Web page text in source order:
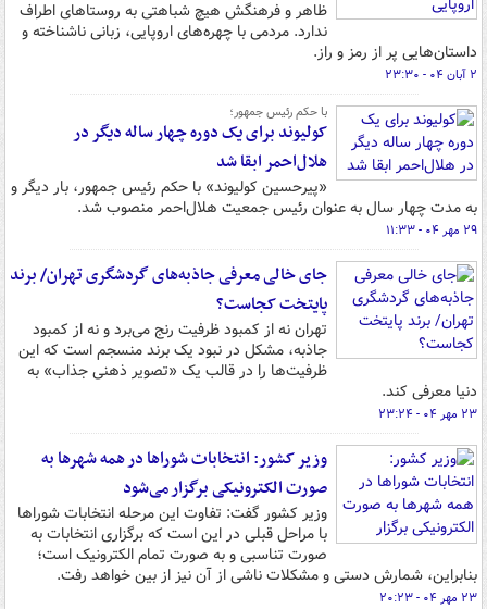
ظاهر و فرهنگش هیچ شباهتی به روستاهای اطراف
ندارد. مردمی با چهره‌های اروپایی، زبانی ناشناخته و
داستان‌هایی پر از رمز و راز.
۲ آبان ۰۴ - ۲۳:۳۰
با حکم رئیس جمهور؛
کولیوند برای یک دوره چهار ساله دیگر در
هلال‌احمر ابقا شد
«پیرحسین کولیوند» با حکم رئیس جمهور، بار دیگر و
به مدت چهار سال به عنوان رئیس جمعیت هلال‌احمر منصوب شد.
۲۹ مهر ۰۴ - ۱۱:۳۳
جای خالی معرفی جاذبه‌های گردشگری تهران/ برند
پایتخت کجاست؟
تهران نه از کمبود ظرفیت رنج می‌برد و نه از کمبود
جاذبه، مشکل در نبود یک برند منسجم است که این
ظرفیت‌ها را در قالب یک «تصویر ذهنی جذاب» به
دنیا معرفی کند.
۲۳ مهر ۰۴ - ۲۳:۲۴
وزیر کشور: انتخابات شوراها در همه شهرها به
صورت الکترونیکی برگزار می‌شود
وزیر کشور گفت: تفاوت این مرحله انتخابات شوراها
با مراحل قبلی در این است که برگزاری انتخابات به
صورت تناسبی و به صورت تمام الکترونیک است؛
بنابراین، شمارش دستی و مشکلات ناشی از آن نیز از بین خواهد رفت.
۲۳ مهر ۰۴ - ۲۰:۲۳